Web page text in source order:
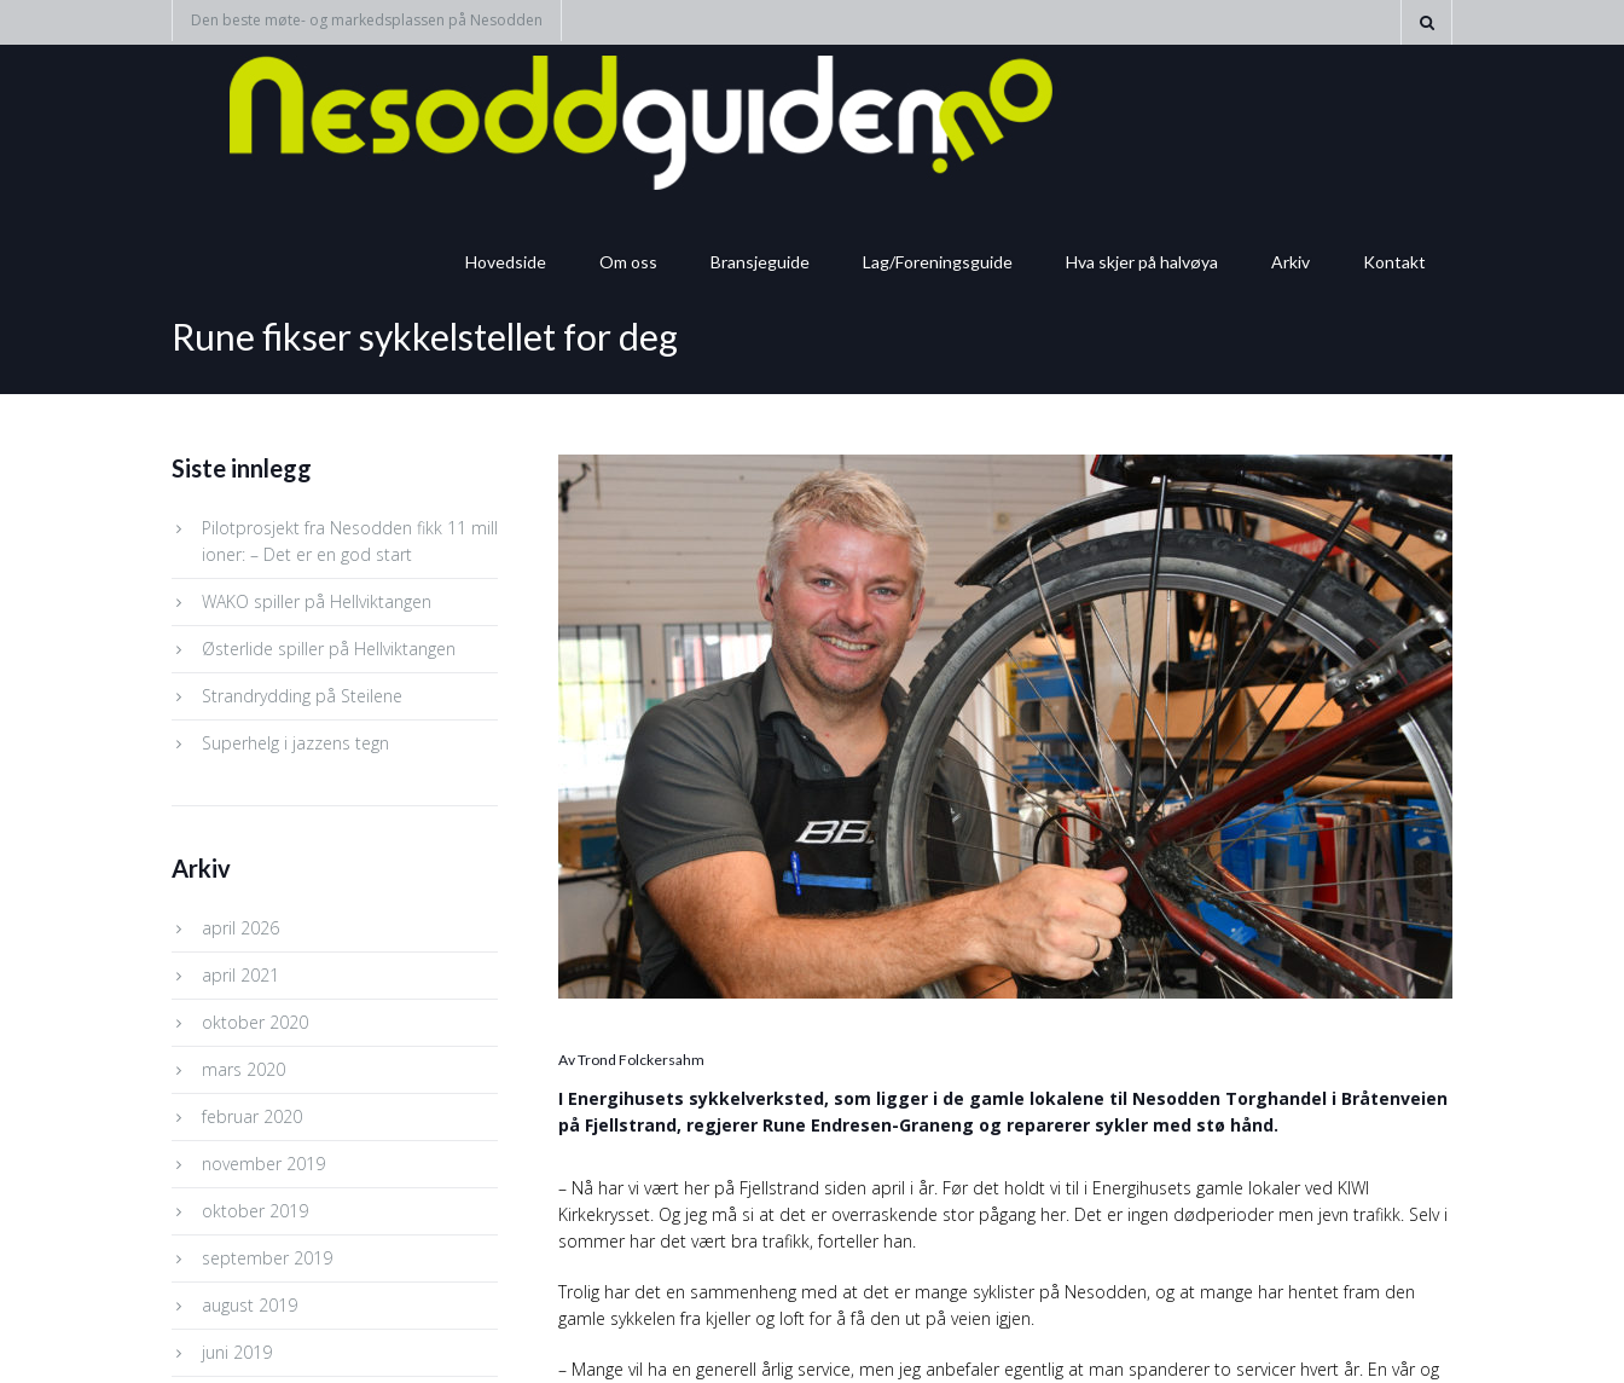
Den beste møte- og markedsplassen på Nesodden
Hovedside Om oss Bransjeguide Lag/Foreningsguide Hva skjer på halvøya Arkiv Kontakt
Rune fikser sykkelstellet for deg
Av Trond Folckersahm
I Energihusets sykkelverksted, som ligger i de gamle lokalene til Nesodden Torghandel i Bråtenveien
på Fjellstrand, regjerer Rune Endresen-Graneng og reparerer sykler med stø hånd.
– Nå har vi vært her på Fjellstrand siden april i år. Før det holdt vi til i Energihusets gamle lokaler ved KIWI
Kirkekrysset. Og jeg må si at det er overraskende stor pågang her. Det er ingen dødperioder men jevn trafikk. Selv i
sommer har det vært bra trafikk, forteller han.
Trolig har det en sammenheng med at det er mange syklister på Nesodden, og at mange har hentet fram den
gamle sykkelen fra kjeller og loft for å få den ut på veien igjen.
– Mange vil ha en generell årlig service, men jeg anbefaler egentlig at man spanderer to servicer hvert år. En vår og
Siste innlegg
Pilotprosjekt fra Nesodden fikk 11 mill
ioner: – Det er en god start
WAKO spiller på Hellviktangen
Østerlide spiller på Hellviktangen
Strandrydding på Steilene
Superhelg i jazzens tegn
Arkiv
april 2026
april 2021
oktober 2020
mars 2020
februar 2020
november 2019
oktober 2019
september 2019
august 2019
juni 2019